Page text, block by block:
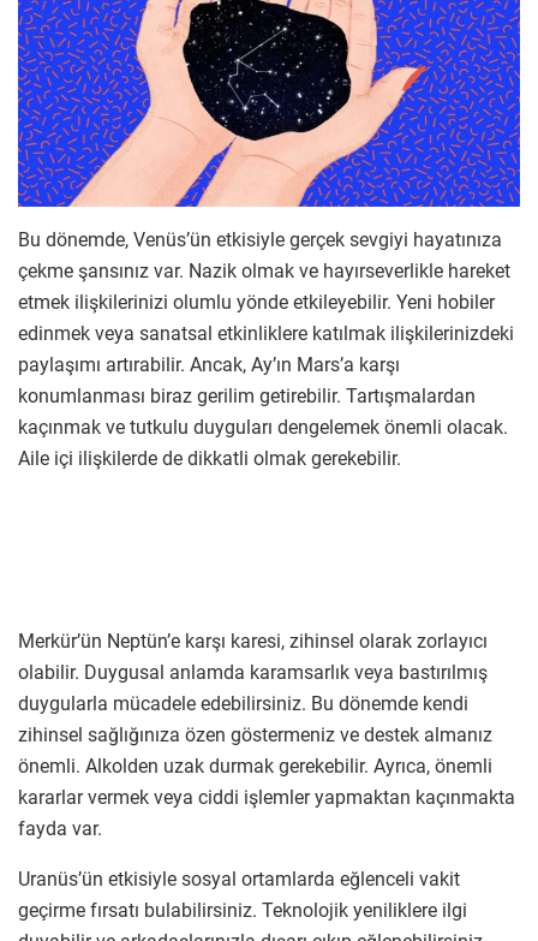
Bu dönemde, Venüs’ün etkisiyle gerçek sevgiyi hayatınıza
çekme şansınız var. Nazik olmak ve hayırseverlikle hareket
etmek ilişkilerinizi olumlu yönde etkileyebilir. Yeni hobiler
edinmek veya sanatsal etkinliklere katılmak ilişkilerinizdeki
paylaşımı artırabilir. Ancak, Ay’ın Mars’a karşı
konumlanması biraz gerilim getirebilir. Tartışmalardan
kaçınmak ve tutkulu duyguları dengelemek önemli olacak.
Aile içi ilişkilerde de dikkatli olmak gerekebilir.
Merkür’ün Neptün’e karşı karesi, zihinsel olarak zorlayıcı
olabilir. Duygusal anlamda karamsarlık veya bastırılmış
duygularla mücadele edebilirsiniz. Bu dönemde kendi
zihinsel sağlığınıza özen göstermeniz ve destek almanız
önemli. Alkolden uzak durmak gerekebilir. Ayrıca, önemli
kararlar vermek veya ciddi işlemler yapmaktan kaçınmakta
fayda var.
Uranüs’ün etkisiyle sosyal ortamlarda eğlenceli vakit
geçirme fırsatı bulabilirsiniz. Teknolojik yeniliklere ilgi